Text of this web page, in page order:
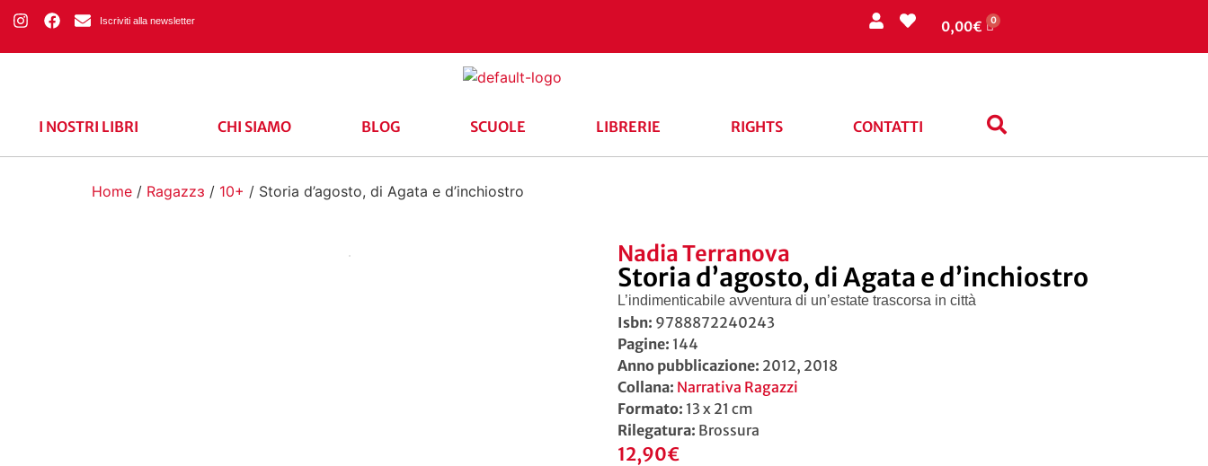
Iscriviti alla newsletter 0,00€
I NOSTRI LIBRI CHI SIAMO BLOG SCUOLE LIBRERIE RIGHTS CONTATTI
Home / Ragazzɜ / 10+ / Storia d’agosto, di Agata e d’inchiostro
Nadia Terranova
Storia d’agosto, di Agata e d’inchiostro
L’indimenticabile avventura di un’estate trascorsa in città
Isbn: 9788872240243
Pagine: 144
Anno pubblicazione: 2012, 2018
Collana: Narrativa Ragazzi
Formato: 13 x 21 cm
Rilegatura: Brossura
12,90€